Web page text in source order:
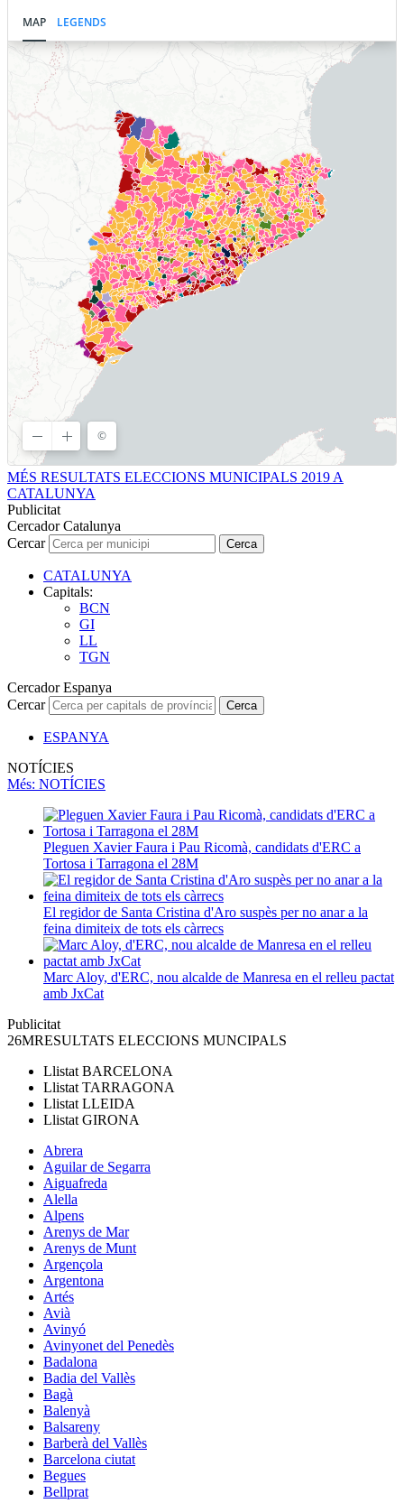
MÉS RESULTATS ELECCIONS MUNICIPALS 2019 A
CATALUNYA
Publicitat
Cercador Catalunya
Cercar
Cerca
CATALUNYA
Capitals:
BCN
GI
LL
TGN
Cercador Espanya
Cercar
Cerca
ESPANYA
NOTÍCIES
Més: NOTÍCIES
Pleguen Xavier Faura i Pau Ricomà, candidats d'ERC a
Tortosa i Tarragona el 28M
El regidor de Santa Cristina d'Aro suspès per no anar a la
feina dimiteix de tots els càrrecs
Marc Aloy, d'ERC, nou alcalde de Manresa en el relleu pactat
amb JxCat
Publicitat
26MRESULTATS ELECCIONS MUNCIPALS
Llistat BARCELONA
Llistat TARRAGONA
Llistat LLEIDA
Llistat GIRONA
Abrera
Aguilar de Segarra
Aiguafreda
Alella
Alpens
Arenys de Mar
Arenys de Munt
Argençola
Argentona
Artés
Avià
Avinyó
Avinyonet del Penedès
Badalona
Badia del Vallès
Bagà
Balenyà
Balsareny
Barberà del Vallès
Barcelona ciutat
Begues
Bellprat